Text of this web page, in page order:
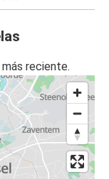
reciente.